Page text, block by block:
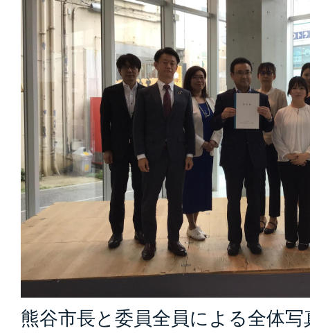
熊谷市長と委員全員による全体写